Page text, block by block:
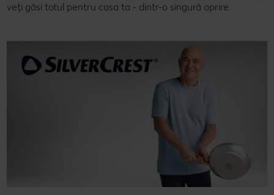
veți găsi totul pentru casa ta - dintr-o singură oprire.